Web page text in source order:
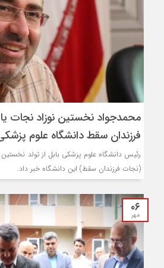
محمدجواد نخستین نوزاد نجات
فرزندان سقط دانشگاه علوم
رئیس دانشگاه علوم پزشکی بابل از تولد
(نجات فرزندان سقط) این دانشگاه خبر داد.
۰۶
مهر